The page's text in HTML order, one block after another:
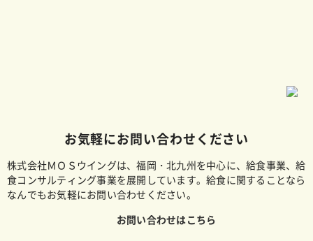
お気軽にお問い合わせください
株式会社ＭＯＳウイングは、福岡・北九州を中心に、給食事業、給
食コンサルティング事業を展開しています。給食に関することなら
なんでもお気軽にお問い合わせください。
お問い合わせはこちら